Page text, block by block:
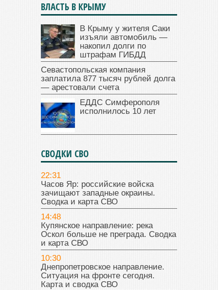
ВЛАСТЬ В КРЫМУ
В Крыму у жителя Саки
изъяли автомобиль —
накопил долги по
штрафам ГИБДД
Севастопольская компания
заплатила 877 тысяч рублей долга
— арестовали счета
ЕДДС Симферополя
исполнилось 10 лет
СВОДКИ СВО
22:31
Часов Яр: российские войска
зачищают западные окраины.
Сводка и карта СВО
14:48
Купянское направление: река
Оскол больше не преграда. Сводка
и карта СВО
10:30
Днепропетровское направление.
Ситуация на фронте сегодня.
Карта и сводка СВО